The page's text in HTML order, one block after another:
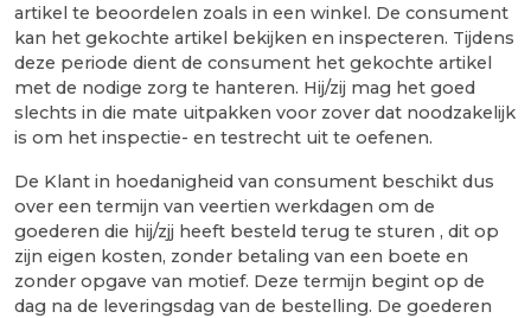
artikel te beoordelen zoals in een winkel. De consument
kan het gekochte artikel bekijken en inspecteren. Tijdens
deze periode dient de consument het gekochte artikel
met de nodige zorg te hanteren. Hij/zij mag het goed
slechts in die mate uitpakken voor zover dat noodzakelijk
is om het inspectie- en testrecht uit te oefenen.
De Klant in hoedanigheid van consument beschikt dus
over een termijn van veertien werkdagen om de
goederen die hij/zjj heeft besteld terug te sturen , dit op
zijn eigen kosten, zonder betaling van een boete en
zonder opgave van motief. Deze termijn begint op de
dag na de leveringsdag van de bestelling. De goederen